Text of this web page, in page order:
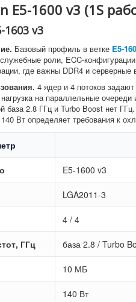
E5-1600 v3 (1S
1603 v3
Базовый профиль в ветке E5-
роли, ECC-
где важны DDR4 и серверные
4 ядер и 4 потоков
на параллельные
база 2.8 ГГц и Turbo Boost нет
Вт определяет требования к
E5-1600 v3
LGA2011-3
4 / 4
ГГц база 2.8 / Turbo
10 МБ
140 Вт